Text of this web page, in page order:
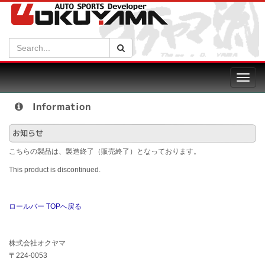
Search:
Information
お知らせ
こちらの製品は、製造終了（販売終了）となっております。
This product is discontinued.
ロールバー TOPへ戻る
株式会社オクヤマ
〒224-0053